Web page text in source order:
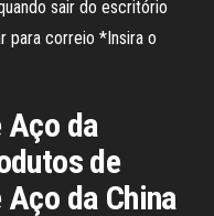
sair do escritório
para correio *Insira o
Aço da
de
da China